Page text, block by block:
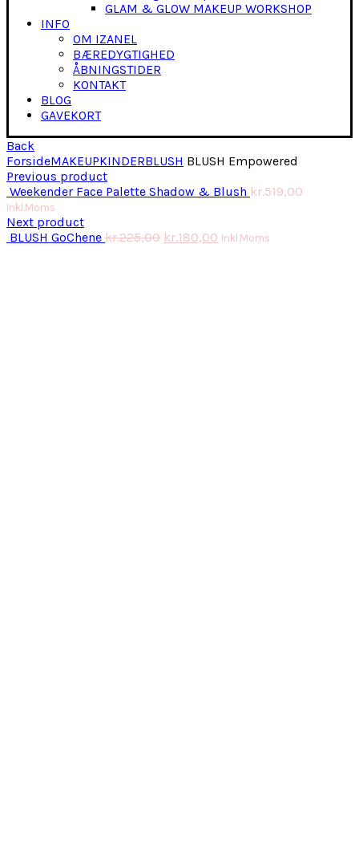
GLAM & GLOW MAKEUP WORKSHOP
INFO
OM IZANEL
BÆREDYGTIGHED
ÅBNINGSTIDER
KONTAKT
BLOG
GAVEKORT
Back
ForsideMAKEUPKINDERBLUSH BLUSH Empowered
Previous product
Weekender Face Palette Shadow & Blush kr.519,00
Inkl.Moms
Next product
BLUSH GoChene kr.225,00 kr.180,00 Inkl.Moms